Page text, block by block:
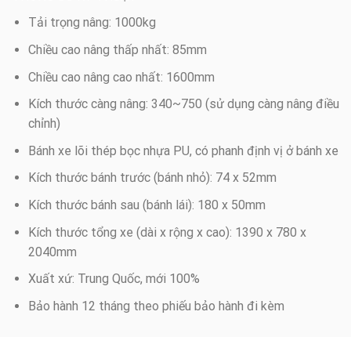
Tải trọng nâng: 1000kg
Chiều cao nâng thấp nhất: 85mm
Chiều cao nâng cao nhất: 1600mm
Kích thước càng nâng: 340~750 (sử dụng càng nâng điều
chỉnh)
Bánh xe lõi thép bọc nhựa PU, có phanh định vị ở bánh xe
Kích thước bánh trước (bánh nhỏ): 74 x 52mm
Kích thước bánh sau (bánh lái): 180 x 50mm
Kích thước tổng xe (dài x rộng x cao): 1390 x 780 x
2040mm
Xuất xứ: Trung Quốc, mới 100%
Bảo hành 12 tháng theo phiếu bảo hành đi kèm